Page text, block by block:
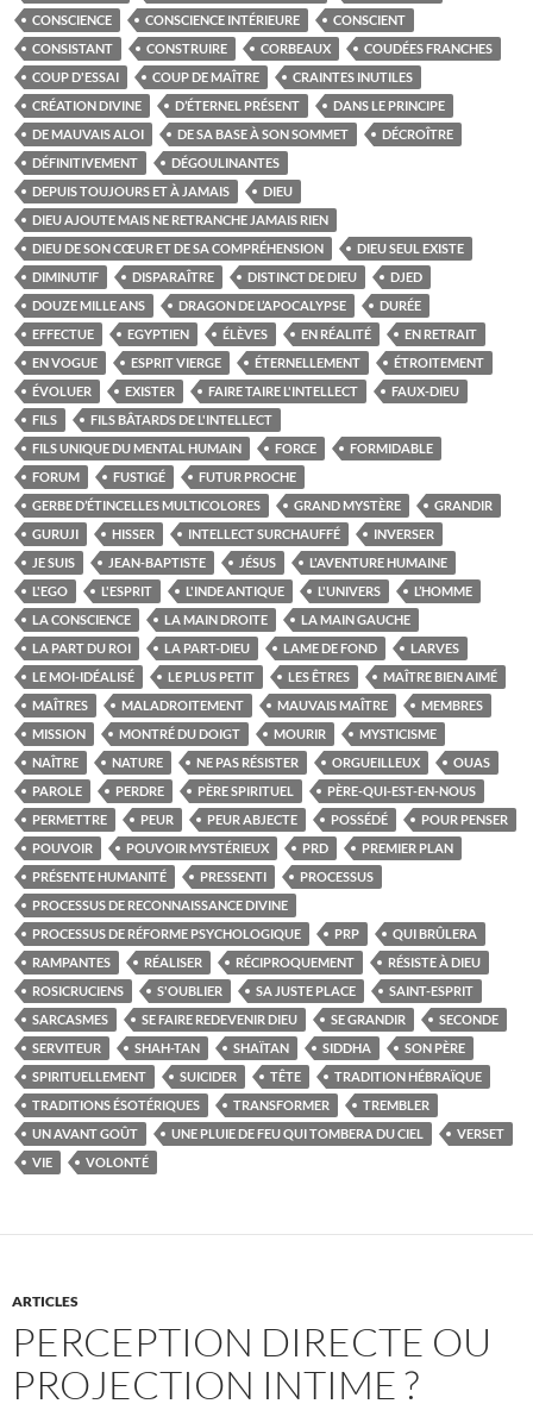
CONSCIENCE
CONSCIENCE INTÉRIEURE
CONSCIENT
CONSISTANT
CONSTRUIRE CORBEAUX
COUDÉES FRANCHES
COUP D'ESSAI
COUP DE MAÎTRE
CRAINTES INUTILES
CRÉATION DIVINE
D’ÉTERNEL PRÉSENT
DANS LE PRINCIPE
DE MAUVAIS ALOI
DE SA BASE À SON SOMMET
DÉCROÎTRE
DÉFINITIVEMENT
DÉGOULINANTES
DEPUIS TOUJOURS ET À JAMAIS
DIEU
DIEU AJOUTE MAIS NE RETRANCHE JAMAIS RIEN
DIEU DE SON CŒUR ET DE SA COMPRÉHENSION
DIEU SEUL EXISTE
DIMINUTIF
DISPARAÎTRE DISTINCT DE DIEU
DJED
DOUZE MILLE ANS
DRAGON DE L’APOCALYPSE
DURÉE
EFFECTUE
EGYPTIEN ÉLÈVES EN RÉALITÉ
EN RETRAIT
EN VOGUE
ESPRIT VIERGE ÉTERNELLEMENT
ÉTROITEMENT
ÉVOLUER
EXISTER FAIRE TAIRE L'INTELLECT
FAUX-DIEU
FILS
FILS BÂTARDS DE L'INTELLECT
FILS UNIQUE DU MENTAL HUMAIN
FORCE
FORMIDABLE
FORUM
FUSTIGÉ
FUTUR PROCHE
GERBE D’ÉTINCELLES MULTICOLORES
GRAND MYSTÈRE
GRANDIR
GURUJI
HISSER INTELLECT SURCHAUFFÉ
INVERSER
JE SUIS
JEAN-BAPTISTE JÉSUS
L'AVENTURE HUMAINE
L'EGO
L'ESPRIT L'INDE ANTIQUE L'UNIVERS
L’HOMME
LA CONSCIENCE
LA MAIN DROITE
LA MAIN GAUCHE
LA PART DU ROI
LA PART-DIEU LAME DE FOND
LARVES
LE MOI-IDÉALISÉ
LE PLUS PETIT LES ÊTRES
MAÎTRE BIEN AIMÉ
MAÎTRES
MALADROITEMENT MAUVAIS MAÎTRE
MEMBRES
MISSION
MONTRÉ DU DOIGT MOURIR
MYSTICISME
NAÎTRE
NATURE NE PAS RÉSISTER ORGUEILLEUX
OUAS
PAROLE
PERDRE PÈRE SPIRITUEL
PÈRE-QUI-EST-EN-NOUS
PERMETTRE
PEUR PEUR ABJECTE POSSÉDÉ
POUR PENSER
POUVOIR
POUVOIR MYSTÉRIEUX PRD
PREMIER PLAN
PRÉSENTE HUMANITÉ
PRESSENTI
PROCESSUS
PROCESSUS DE RECONNAISSANCE DIVINE
PROCESSUS DE RÉFORME PSYCHOLOGIQUE
PRP
QUI BRÛLERA
RAMPANTES
RÉALISER RÉCIPROQUEMENT
RÉSISTE À DIEU
ROSICRUCIENS
S'OUBLIER SA JUSTE PLACE
SAINT-ESPRIT
SARCASMES
SE FAIRE REDEVENIR DIEU SE GRANDIR
SECONDE
SERVITEUR
SHAH-TAN SHAÏTAN SIDDHA
SON PÈRE
SPIRITUELLEMENT
SUICIDER TÊTE
TRADITION HÉBRAÏQUE
TRADITIONS ÉSOTÉRIQUES
TRANSFORMER
TREMBLER
UN AVANT GOÛT
UNE PLUIE DE FEU QUI TOMBERA DU CIEL
VERSET
VIE
VOLONTÉ
ARTICLES
PERCEPTION DIRECTE OU
PROJECTION INTIME ?